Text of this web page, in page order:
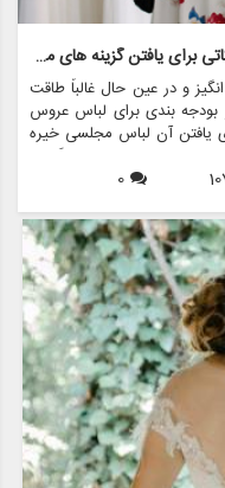
به حداکثر رساندن بودجه لباس عروسی: نکاتی برای یافتن گزینه های مقرون به صرفه
و در عین حال غالباً طاقت
بندی برای لباس عروس
یافتن آن لباس مجلسی خیره
می تواند با قیمت گزافی
و استراتژی های خرید
را برای به حداکثر رساندن
اینکه چگونه فروشگاه هایی
به دیدگاه عروسی تان
0